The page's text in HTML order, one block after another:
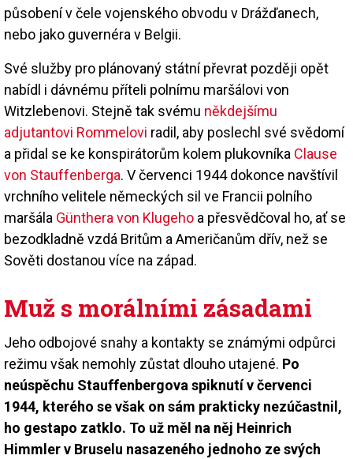
působení v čele vojenského obvodu v Drážďanech,
nebo jako guvernéra v Belgii.
Své služby pro plánovaný státní převrat později opět
nabídl i dávnému příteli polnímu maršálovi von
Witzlebenovi. Stejně tak svému někdejšímu
adjutantovi Rommelovi radil, aby poslechl své svědomí
a přidal se ke konspirátorům kolem plukovníka Clause
von Stauffenberga. V červenci 1944 dokonce navštívil
vrchního velitele německých sil ve Francii polního
maršála Günthera von Klugeho a přesvědčoval ho, ať se
bezodkladně vzdá Britům a Američanům dřív, než se
Sověti dostanou více na západ.
Muž s morálními zásadami
Jeho odbojové snahy a kontakty se známými odpůrci
režimu však nemohly zůstat dlouho utajené. Po
neúspěchu Stauffenbergova spiknutí v červenci
1944, kterého se však on sám prakticky nezúčastnil,
ho gestapo zatklo. To už měl na něj Heinrich
Himmler v Bruselu nasazeného jednoho ze svých